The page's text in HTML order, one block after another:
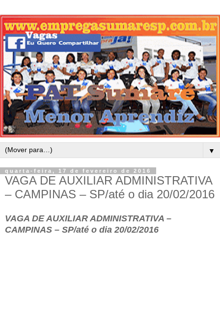
▼
quarta-feira, 17 de fevereiro de 2016
VAGA DE AUXILIAR ADMINISTRATIVA
– CAMPINAS – SP/até o dia 20/02/2016
VAGA DE AUXILIAR ADMINISTRATIVA –
CAMPINAS – SP/até o dia 20/02/2016